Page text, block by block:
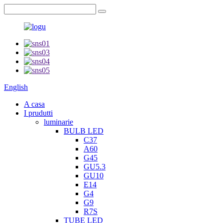
English
A casa
I prudutti
luminarie
BULB LED
C37
A60
G45
GU5.3
GU10
E14
G4
G9
R7S
TUBE LED